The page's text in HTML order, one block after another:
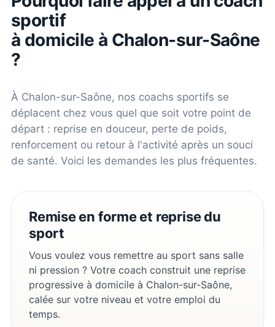
sportif
à domicile à Chalon-sur-Saône
?
À Chalon-sur-Saône, nos coachs sportifs se
déplacent chez vous quel que soit votre point de
départ : reprise en douceur, perte de poids,
renforcement ou retour à l'activité après un souci
de santé. Voici les demandes les plus fréquentes.
Remise en forme et reprise du
sport
Vous voulez vous remettre au sport sans salle
ni pression ? Votre coach construit une reprise
progressive à domicile à Chalon-sur-Saône,
calée sur votre niveau et votre emploi du
temps.